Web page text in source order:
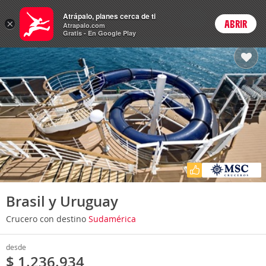
Cruceros Precios enPeso
ARSCambiar moneda
Login
Brasil y Uruguay
Crucero con destino Sudamérica
desde
$ 1.236.934
×
Atrápalo, planes cerca de ti
Atrapalo.com
Gratis - En Google Play
ABRIR